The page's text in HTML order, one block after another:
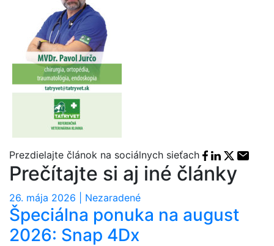
Prezdielajte článok na sociálnych sieťach Facebook
Linkedin
X share
E-
Prečítajte si aj iné články
26. mája 2026 | Nezaradené
Špeciálna ponuka na august
2026: Snap 4Dx